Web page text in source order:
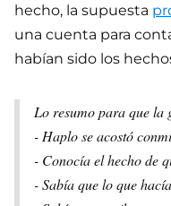
hecho, la supuesta
una cuenta para
habían sido los
Lo resumo para que la
- Haplo se acostó
- Conocía el hecho de
- Sabía que lo que